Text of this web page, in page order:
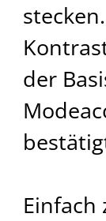
der